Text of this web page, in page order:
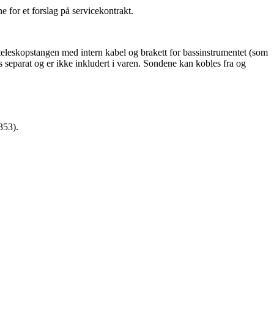
for et forslag på servicekontrakt.
med intern kabel og brakett for bassinstrumentet (som
og er ikke inkludert i varen. Sondene kan kobles fra og